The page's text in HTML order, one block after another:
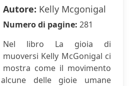
Autore: Kelly Mcgonigal
Numero di pagine: 281
Nel libro La gioia di
muoversi Kelly McGonigal ci
mostra come il movimento
delle gioie umane